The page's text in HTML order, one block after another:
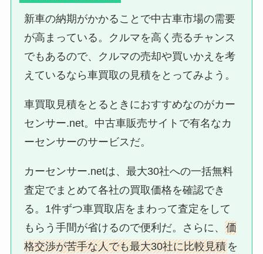
新車の納期がかかることで中古車市場の需要
が高まっている。クルマを高く売るチャンス
でもあるので、クルマの売却や買いかえを考
えているなら車買取の見積をとってみよう。
車買取見積をとるときにおすすめなのがカー
センサー.net。中古車販売サイトで有名なカ
ーセンサーのサービスだ。
カーセンサー.netは、最大30社への一括無料
査定でまとめて各社の買取価格を確認でき
る。1件ずつ車買取店をまわって査定をして
もらう手間が省けるので便利だ。さらに、価
格交渉が苦手な人でも最大30社に比較見積を